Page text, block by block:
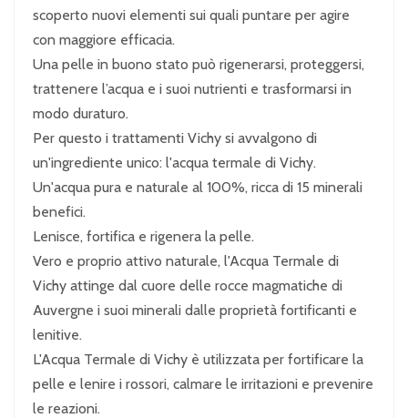
scoperto nuovi elementi sui quali puntare per agire
con maggiore efficacia.
Una pelle in buono stato può rigenerarsi, proteggersi,
trattenere l’acqua e i suoi nutrienti e trasformarsi in
modo duraturo.
Per questo i trattamenti Vichy si avvalgono di
un'ingrediente unico: l'acqua termale di Vichy.
Un'acqua pura e naturale al 100%, ricca di 15 minerali
benefici.
Lenisce, fortifica e rigenera la pelle.
Vero e proprio attivo naturale, l'Acqua Termale di
Vichy attinge dal cuore delle rocce magmatiche di
Auvergne i suoi minerali dalle proprietà fortificanti e
lenitive.
L'Acqua Termale di Vichy è utilizzata per fortificare la
pelle e lenire i rossori, calmare le irritazioni e prevenire
le reazioni.